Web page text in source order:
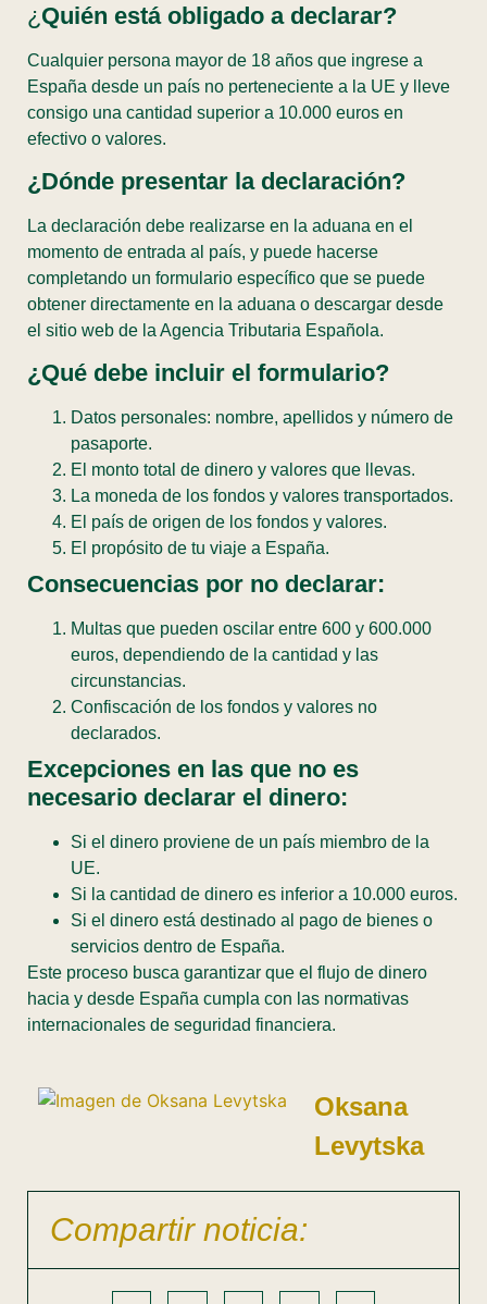
¿ Quién está obligado a declarar?
Cualquier persona mayor de 18 años que ingrese a
España desde un país no perteneciente a la UE y lleve
consigo una cantidad superior a 10.000 euros en
efectivo o valores.
¿Dónde presentar la declaración?
La declaración debe realizarse en la aduana en el
momento de entrada al país, y puede hacerse
completando un formulario específico que se puede
obtener directamente en la aduana o descargar desde
el sitio web de la Agencia Tributaria Española.
¿Qué debe incluir el formulario?
Datos personales: nombre, apellidos y número de
pasaporte.
El monto total de dinero y valores que llevas.
La moneda de los fondos y valores transportados.
El país de origen de los fondos y valores.
El propósito de tu viaje a España.
Consecuencias por no declarar:
Multas que pueden oscilar entre 600 y 600.000
euros, dependiendo de la cantidad y las
circunstancias.
Confiscación de los fondos y valores no
declarados.
Excepciones en las que no es
necesario declarar el dinero:
Si el dinero proviene de un país miembro de la
UE.
Si la cantidad de dinero es inferior a 10.000 euros.
Si el dinero está destinado al pago de bienes o
servicios dentro de España.
Este proceso busca garantizar que el flujo de dinero
hacia y desde España cumpla con las normativas
internacionales de seguridad financiera.
Oksana
Levytska
Compartir noticia: